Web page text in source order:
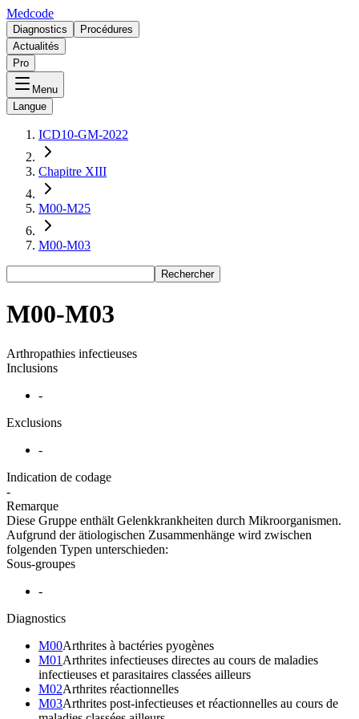
Medcode
Diagnostics
Procédures
Actualités
Pro
Menu
Langue
ICD10-GM-2022
Chapitre XIII
M00-M25
M00-M03
Rechercher
M00-M03
Arthropathies infectieuses
Inclusions
-
Exclusions
-
Indication de codage
-
Remarque
Diese Gruppe enthält Gelenkkrankheiten durch Mikroorganismen.
Aufgrund der ätiologischen Zusammenhänge wird zwischen
folgenden Typen unterschieden:
Sous-groupes
-
Diagnostics
M00Arthrites à bactéries pyogènes
M01 Arthrites infectieuses directes au cours de maladies
infectieuses et parasitaires classées ailleurs
M02Arthrites réactionnelles
M03Arthrites post-infectieuses et réactionnelles au cours de